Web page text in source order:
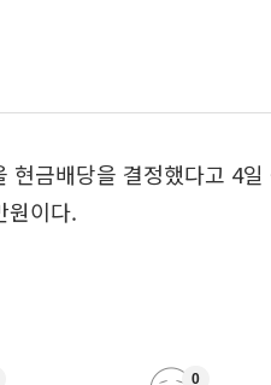
금배당을 결정했다고 4
원이다.
0